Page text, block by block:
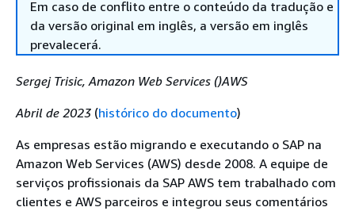
Em caso de conflito entre o conteúdo da tradução e
da versão original em inglês, a versão em inglês
prevalecerá.
Sergej Trisic, Amazon Web Services ()AWS
Abril de 2023 (histórico do documento)
As empresas estão migrando e executando o SAP na
Amazon Web Services (AWS) desde 2008. A equipe de
serviços profissionais da SAP AWS tem trabalhado com
clientes e AWS parceiros e integrou seus comentários